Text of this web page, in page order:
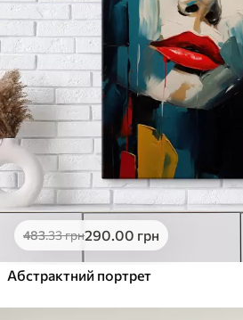
483.33грн290.00 грн
Абстрактний портрет